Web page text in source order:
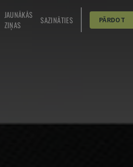
JAUNĀKĀS
ZIŅAS
SAZINĀTIES PĀRDOT